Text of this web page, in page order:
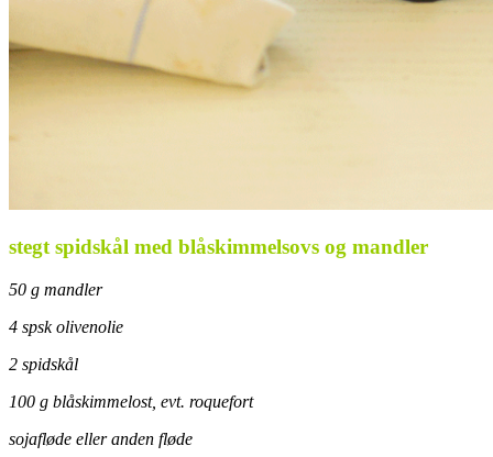
stegt spidskål med blåskimmelsovs og mandler
50 g mandler
4 spsk olivenolie
2 spidskål
100 g blåskimmelost, evt. roquefort
sojafløde eller anden fløde